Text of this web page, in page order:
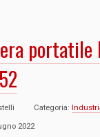
portatile
Categoria:
2022